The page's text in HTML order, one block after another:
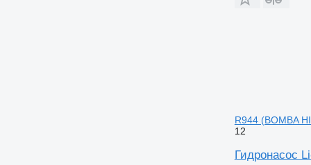
R944 (BOMBA
12
Гидронасос